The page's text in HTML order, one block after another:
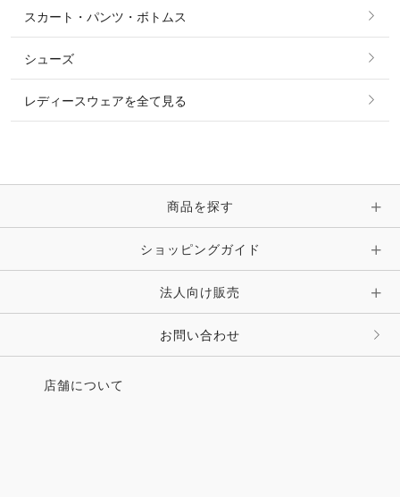
ベルト
時計・財布・キーケース・革小物
キーホルダー・チャーム・ストラップ
その他 ファッション雑貨
リング
ピアス・イヤリング
ピン・ブローチ・コサージュ
その他 アクセサリー
スカート・パンツ・ボトムス
シューズ
レディースウェアを全て見る
商品を探す
ショッピングガイド
法人向け販売
お問い合わせ
店舗について